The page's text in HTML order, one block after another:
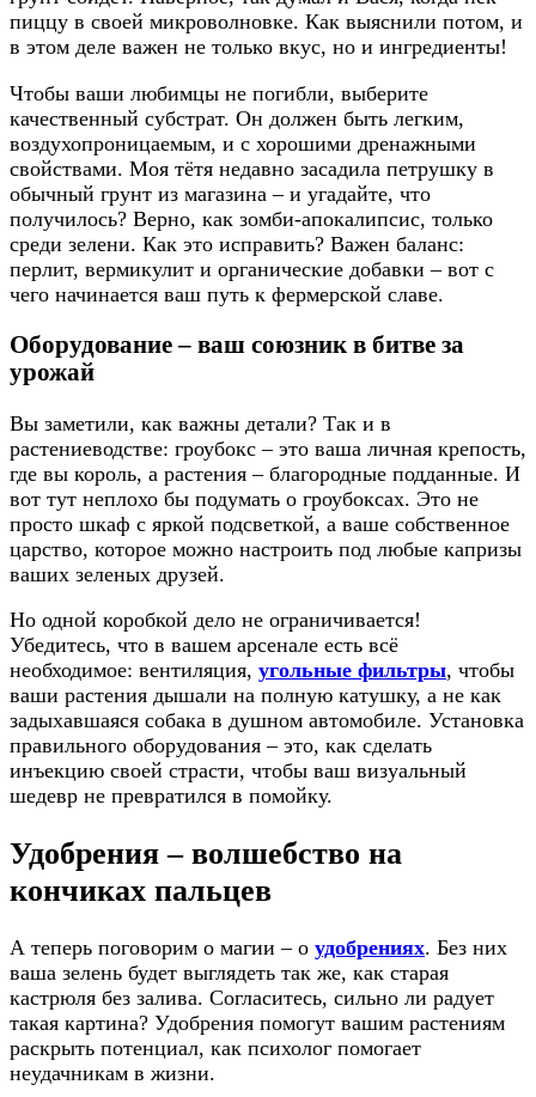
пиццу в своей микроволновке. Как выяснили потом, и
в этом деле важен не только вкус, но и ингредиенты!
Чтобы ваши любимцы не погибли, выберите
качественный субстрат. Он должен быть легким,
воздухопроницаемым, и с хорошими дренажными
свойствами. Моя тётя недавно засадила петрушку в
обычный грунт из магазина – и угадайте, что
получилось? Верно, как зомби-апокалипсис, только
среди зелени. Как это исправить? Важен баланс:
перлит, вермикулит и органические добавки – вот с
чего начинается ваш путь к фермерской славе.
Оборудование – ваш союзник в битве за
урожай
Вы заметили, как важны детали? Так и в
растениеводстве: гроубокс – это ваша личная крепость,
где вы король, а растения – благородные подданные. И
вот тут неплохо бы подумать о гроубоксах. Это не
просто шкаф с яркой подсветкой, а ваше собственное
царство, которое можно настроить под любые капризы
ваших зеленых друзей.
Но одной коробкой дело не ограничивается!
Убедитесь, что в вашем арсенале есть всё
необходимое: вентиляция, угольные фильтры, чтобы
ваши растения дышали на полную катушку, а не как
задыхавшаяся собака в душном автомобиле. Установка
правильного оборудования – это, как сделать
инъекцию своей страсти, чтобы ваш визуальный
шедевр не превратился в помойку.
Удобрения – волшебство на
кончиках пальцев
А теперь поговорим о магии – о удобрениях. Без них
ваша зелень будет выглядеть так же, как старая
кастрюля без залива. Согласитесь, сильно ли радует
такая картина? Удобрения помогут вашим растениям
раскрыть потенциал, как психолог помогает
неудачникам в жизни.